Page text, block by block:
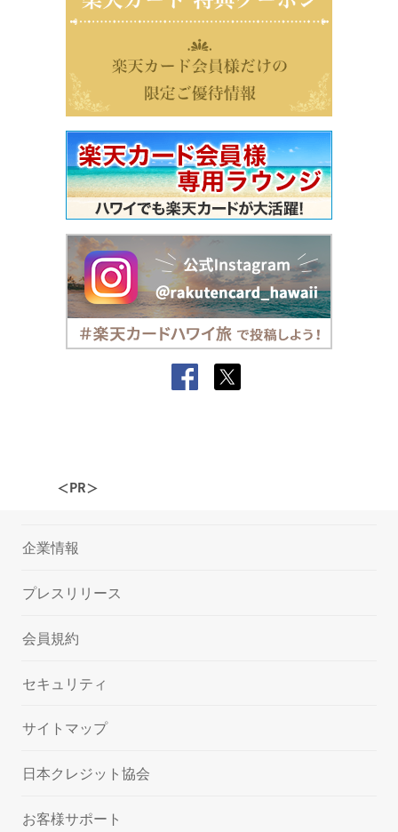
＜PR＞
企業情報
プレスリリース
会員規約
セキュリティ
サイトマップ
日本クレジット協会
お客様サポート